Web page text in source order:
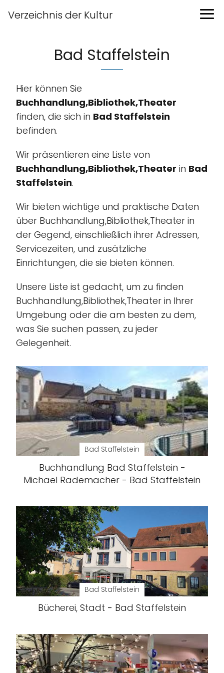
Verzeichnis der Kultur
Bad Staffelstein
Hier können Sie
Buchhandlung,Bibliothek,Theater
finden, die sich in Bad Staffelstein
befinden.
Wir präsentieren eine Liste von
Buchhandlung,Bibliothek,Theater in Bad
Staffelstein.
Wir bieten wichtige und praktische Daten
über Buchhandlung,Bibliothek,Theater in
der Gegend, einschließlich ihrer Adressen,
Servicezeiten, und zusätzliche
Einrichtungen, die sie bieten können.
Unsere Liste ist gedacht, um zu finden
Buchhandlung,Bibliothek,Theater in Ihrer
Umgebung oder die am besten zu dem,
was Sie suchen passen, zu jeder
Gelegenheit.
Bad Staffelstein
Buchhandlung Bad Staffelstein -
Michael Rademacher - Bad Staffelstein
Bad Staffelstein
Bücherei, Stadt - Bad Staffelstein